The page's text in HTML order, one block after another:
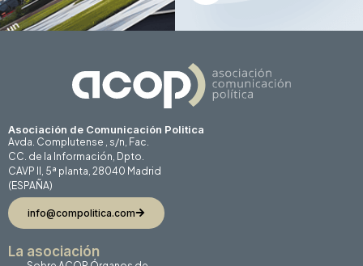
Asociación de Comunicación Politica
Avda. Complutense , s/n, Fac.
CC. de la Información, Dpto.
CAVP II, 5ª planta, 28040 Madrid
(ESPAÑA)
info@compolitica.com
La asociación